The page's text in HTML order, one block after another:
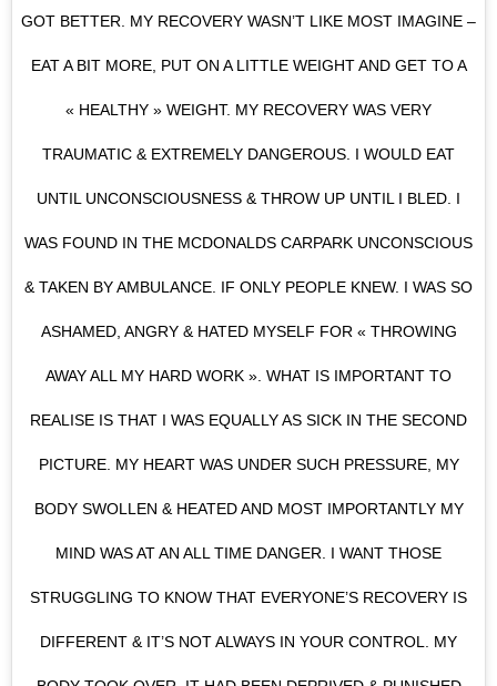
GOT BETTER. MY RECOVERY WASN’T LIKE MOST IMAGINE –
EAT A BIT MORE, PUT ON A LITTLE WEIGHT AND GET TO A
« HEALTHY » WEIGHT. MY RECOVERY WAS VERY
TRAUMATIC & EXTREMELY DANGEROUS. I WOULD EAT
UNTIL UNCONSCIOUSNESS & THROW UP UNTIL I BLED. I
WAS FOUND IN THE MCDONALDS CARPARK UNCONSCIOUS
& TAKEN BY AMBULANCE. IF ONLY PEOPLE KNEW. I WAS SO
ASHAMED, ANGRY & HATED MYSELF FOR « THROWING
AWAY ALL MY HARD WORK ». WHAT IS IMPORTANT TO
REALISE IS THAT I WAS EQUALLY AS SICK IN THE SECOND
PICTURE. MY HEART WAS UNDER SUCH PRESSURE, MY
BODY SWOLLEN & HEATED AND MOST IMPORTANTLY MY
MIND WAS AT AN ALL TIME DANGER. I WANT THOSE
STRUGGLING TO KNOW THAT EVERYONE’S RECOVERY IS
DIFFERENT & IT’S NOT ALWAYS IN YOUR CONTROL. MY